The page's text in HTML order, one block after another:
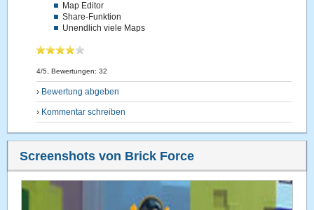
Map Editor
Share-Funktion
Unendlich viele Maps
4/5, Bewertungen:32
› Bewertung abgeben
› Kommentar schreiben
Screenshots von Brick Force